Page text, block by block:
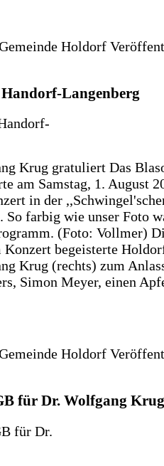
Holdorf
Langenberg
Krug gratuliert Das
am Samstag, 1. August
in der
So farbig wie unser Foto
(Foto: Vollmer)
Konzert begeisterte
Krug (rechts) zum
Simon Meyer, einen
Holdorf
für Dr. Wolfgang Krug